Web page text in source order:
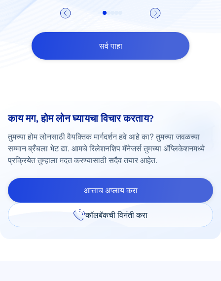
सर्व पाहा
काय मग, होम लोन घ्यायचा विचार करताय?
तुमच्या होम लोनसाठी वैयक्तिक मार्गदर्शन हवे आहे का? तुमच्या जवळच्या
सम्मान ब्रँचला भेट द्या. आमचे रिलेशनशिप मॅनेजर्स तुमच्या ॲप्लिकेशनमध्ये
प्रक्रियेत तुम्हाला मदत करण्यासाठी सदैव तयार आहेत.
आत्ताच अप्लाय करा
कॉलबॅकची विनंती करा